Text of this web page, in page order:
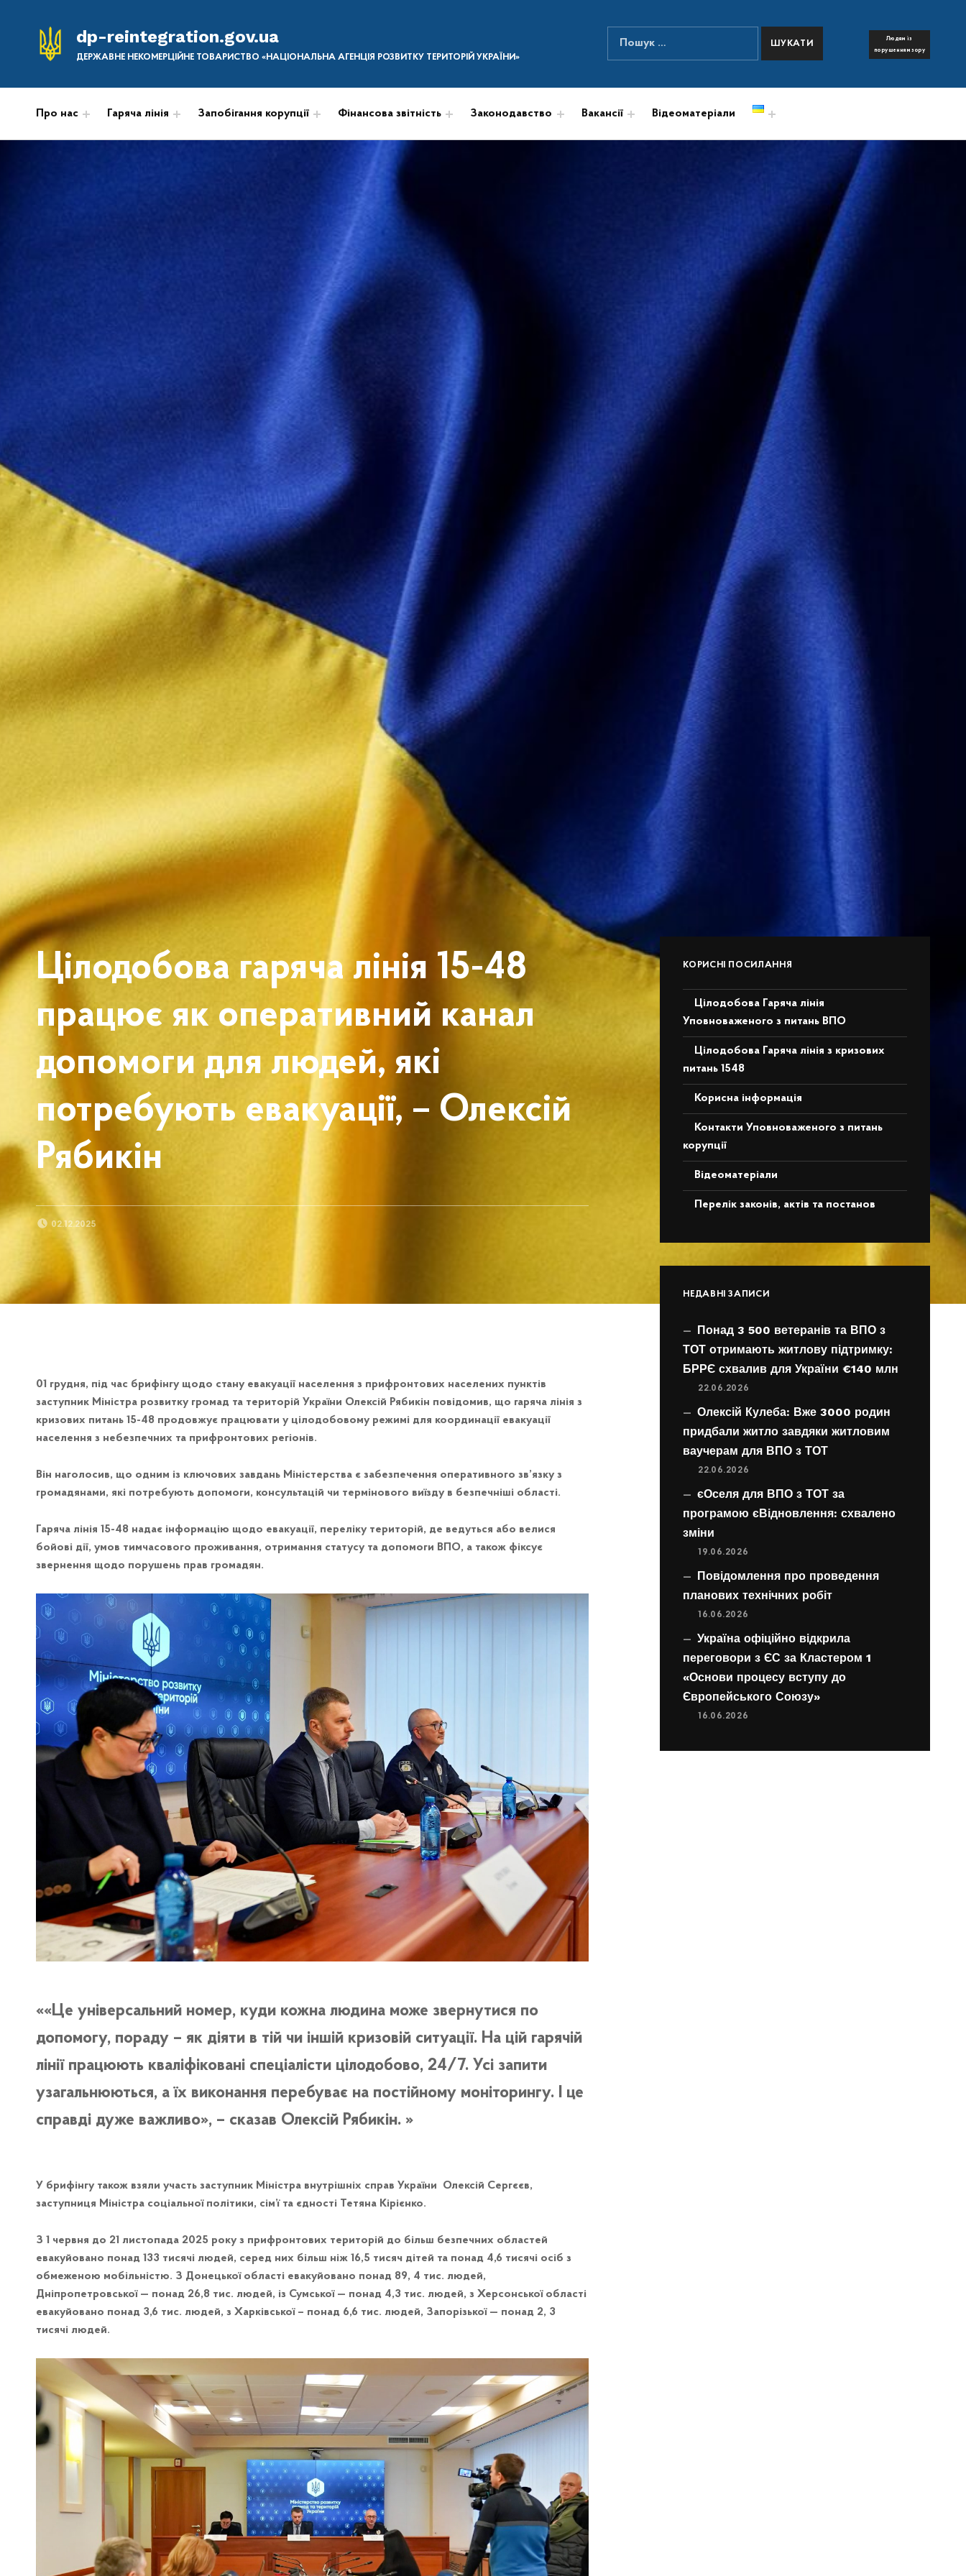
dp-reintegration.gov.ua
ДЕРЖАВНЕ НЕКОМЕРЦІЙНЕ ТОВАРИСТВО «НАЦІОНАЛЬНА АГЕНЦІЯ РОЗВИТКУ ТЕРИТОРІЙ УКРАЇНИ»
ПОШУК НА САЙТІ
Пошук:
Людям із
порушенням зору
Про нас Гаряча лінія Запобігання корупції Фінансова звітність Законодавство Вакансії Відеоматеріали
Цілодобова гаряча лінія 15-48
працює як оперативний канал
допомоги для людей, які
потребують евакуації, – Олексій
Рябикін
POSTED ON:
02.12.2025
01 грудня, під час брифінгу щодо стану евакуації населення з прифронтових населених пунктів
заступник Міністра розвитку громад та територій України Олексій Рябикін повідомив, що гаряча лінія з
кризових питань 15-48 продовжує працювати у цілодобовому режимі для координації евакуації
населення з небезпечних та прифронтових регіонів.
Він наголосив, що одним із ключових завдань Міністерства є забезпечення оперативного зв’язку з
громадянами, які потребують допомоги, консультацій чи термінового виїзду в безпечніші області.
Гаряча лінія 15-48 надає інформацію щодо евакуації, переліку територій, де ведуться або велися
бойові дії, умов тимчасового проживання, отримання статусу та допомоги ВПО, а також фіксує
звернення щодо порушень прав громадян.
«Це універсальний номер, куди кожна людина може звернутися по
допомогу, пораду – як діяти в тій чи іншій кризовій ситуації. На цій гарячій
лінії працюють кваліфіковані спеціалісти цілодобово, 24/7. Усі запити
узагальнюються, а їх виконання перебуває на постійному моніторингу. І це
справді дуже важливо», – сказав Олексій Рябикін.
У брифінгу також взяли участь заступник Міністра внутрішніх справ України Олексій Сергєєв,
заступниця Міністра соціальної політики, сім’ї та єдності Тетяна Кірієнко.
З 1 червня до 21 листопада 2025 року з прифронтових територій до більш безпечних областей
евакуйовано понад 133 тисячі людей, серед них більш ніж 16,5 тисяч дітей та понад 4,6 тисячі осіб з
обмеженою мобільністю. З Донецької області евакуйовано понад 89, 4 тис. людей,
Дніпропетровської — понад 26,8 тис. людей, із Сумської — понад 4,3 тис. людей, з Херсонської області
евакуйовано понад 3,6 тис. людей, з Харківської – понад 6,6 тис. людей, Запорізької — понад 2, 3
тисячі людей.
КОРИСНІ ПОСИЛАННЯ
Цілодобова Гаряча лінія
Уповноваженого з питань ВПО
Цілодобова Гаряча лінія з кризових
питань 1548
Корисна інформація
Контакти Уповноваженого з питань
корупції
Відеоматеріали
Перелік законів, актів та постанов
НЕДАВНІ ЗАПИСИ
Понад 3 500 ветеранів та ВПО з
ТОТ отримають житлову підтримку:
БРРЄ схвалив для України €140 млн
22.06.2026
Олексій Кулеба: Вже 3000 родин
придбали житло завдяки житловим
ваучерам для ВПО з ТОТ
22.06.2026
єОселя для ВПО з ТОТ за
програмою єВідновлення: схвалено
зміни
19.06.2026
Повідомлення про проведення
планових технічних робіт
16.06.2026
Україна офіційно відкрила
переговори з ЄС за Кластером 1
«Основи процесу вступу до
Європейського Союзу»
16.06.2026